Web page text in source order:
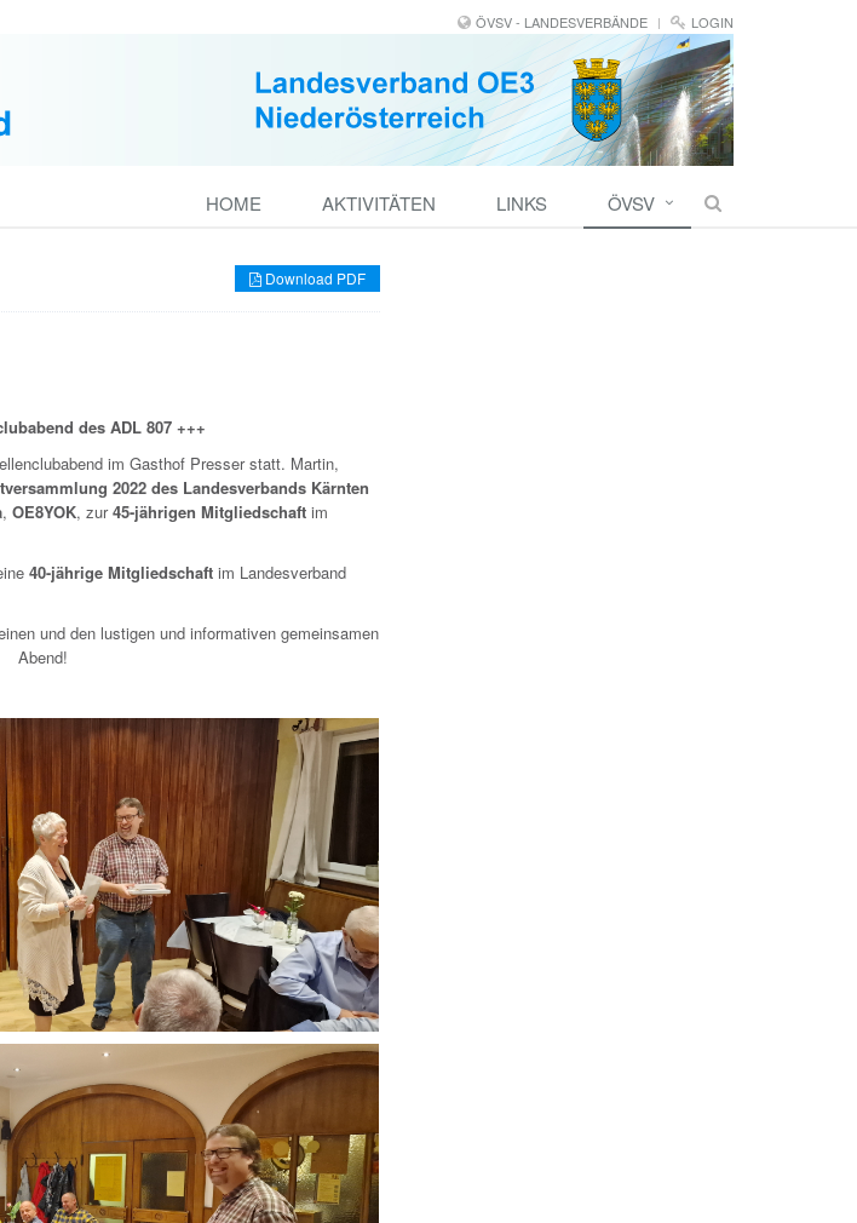
ÖVSV - LANDESVERBÄNDE LOGIN
HOME AKTIVITÄTEN LINKS ÖVSV
Download PDF
des ADL 807 +++
im Gasthof Presser statt. Martin,
2022 des Landesverbands Kärnten
,OE8YOK, zur45-jährigen Mitgliedschaft im
40-jährige Mitgliedschaft im Landesverband
und den lustigen und informativen gemeinsamen
Abend!